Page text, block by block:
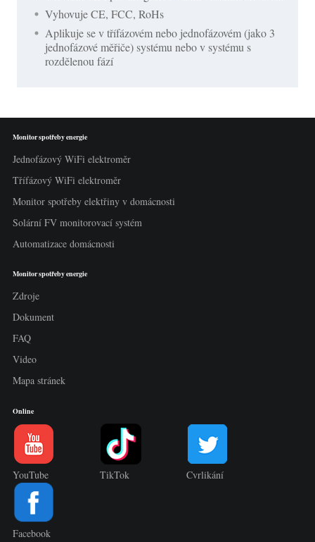
Vyhovuje CE, FCC, RoHs
Aplikuje se v třífázovém nebo jednofázovém (jako 3
jednofázové měřiče) systému nebo v systému s
rozdělenou fází
Monitor spotřeby energie
Jednofázový WiFi elektroměr
Třífázový WiFi elektroměr
Monitor spotřeby elektřiny v domácnosti
Solární FV monitorovací systém
Automatizace domácnosti
Monitor spotřeby energie
Zdroje
Dokument
FAQ
Video
Mapa stránek
Online
YouTube TikTok Cvrlikání
Facebook